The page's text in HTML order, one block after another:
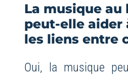
La musique au
peut-elle aider
les liens entre
Oui, la musique